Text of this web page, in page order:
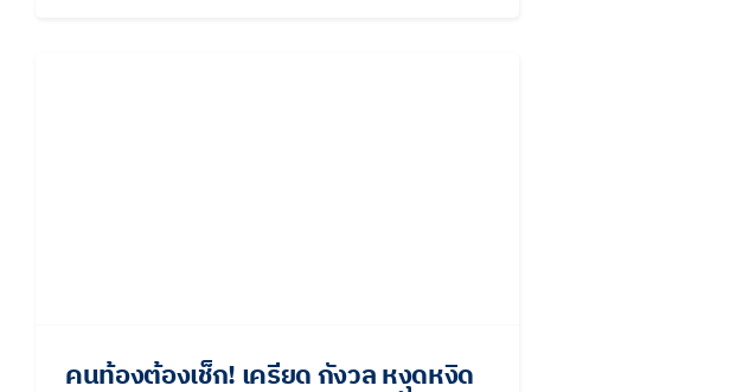
คนท้องต้องเช็ก! เครียด กังวล หงุดหงิด